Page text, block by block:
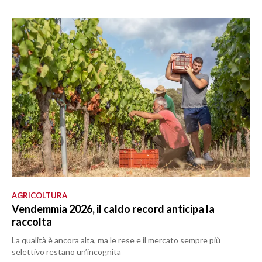
AGRICOLTURA
Vendemmia 2026, il caldo record anticipa la
raccolta
La qualità è ancora alta, ma le rese e il mercato sempre più
selettivo restano un’incognita